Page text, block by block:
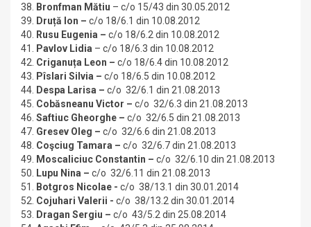
38. Bronfman Mătiu – c/o 15/43 din 30.05.2012
39. Druță Ion – c/o 18/6.1 din 10.08.2012
40. Rusu Eugenia – c/o 18/6.2 din 10.08.2012
41. Pavlov Lidia – c/o 18/6.3 din 10.08.2012
42. Criganuța Leon – c/o 18/6.4 din 10.08.2012
43. Pîslari Silvia – c/o 18/6.5 din 10.08.2012
44. Despa Larisa – c/o 32/6.1 din 21.08.2013
45. Cobăsneanu Victor – c/o 32/6.3 din 21.08.2013
46. Saftiuc Gheorghe – c/o 32/6.5 din 21.08.2013
47. Gresev Oleg – c/o 32/6.6 din 21.08.2013
48. Coşciug Tamara – c/o 32/6.7 din 21.08.2013
49. Moscaliciuc Constantin – c/o 32/6.10 din 21.08.2013
50. Lupu Nina – c/o 32/6.11 din 21.08.2013
51. Botgros Nicolae - c/o 38/13.1 din 30.01.2014
52. Cojuhari Valerii - c/o 38/13.2 din 30.01.2014
53. Dragan Sergiu – c/o 43/5.2 din 25.08.2014